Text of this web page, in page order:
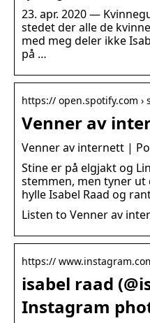
23. apr. 2020 —
stedet der alle de
med meg deler ikke
på …
https:// open.spotify.com ›
Venner av
Venner av internett |
Stine er på elgjakt og
stemmen, men tyner
hylle Isabel Raad og
Listen to Venner av
https://
isabel raad
Instagram